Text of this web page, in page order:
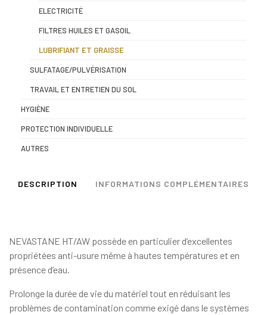
ELECTRICITÉ
FILTRES HUILES ET GASOIL
LUBRIFIANT ET GRAISSE
SULFATAGE/PULVÉRISATION
TRAVAIL ET ENTRETIEN DU SOL
HYGIÈNE
PROTECTION INDIVIDUELLE
AUTRES
DESCRIPTION INFORMATIONS COMPLÉMENTAIRES
NEVASTANE HT/AW possède en particulier d’excellentes
propriétées anti-usure même à hautes températures et en
présence d’eau.
Prolonge la durée de vie du matériel tout en réduisant les
problèmes de contamination comme exigé dans le systèmes